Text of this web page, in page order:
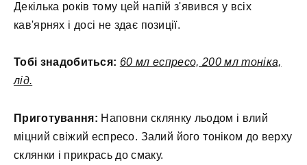
Декілька років тому цей напій з'явився у всіх
кав'ярнях і досі не здає позиції.
Тобі знадобиться: 60 мл еспресо, 200 мл тоніка,
лід.
Приготування: Наповни склянку льодом і влий
міцний свіжий еспресо. Залий його тоніком до верху
склянки і прикрась до смаку.